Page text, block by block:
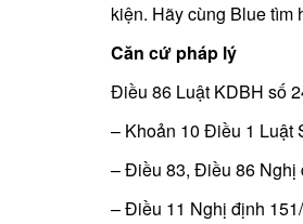
kiện. Hãy cùng Blue tìm
Căn cứ pháp lý
Điều 86 Luật KDBH số
– Khoản 10 Điều 1 Luật
– Điều 83, Điều 86 Nghị
– Điều 11 Nghị định